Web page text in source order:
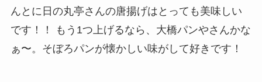
んとに日の丸亭さんの唐揚げはとっても美味しい
です！！ もう1つ上げるなら、大橋パンやさんかな
ぁ〜。そぼろパンが懐かしい味がして好きです！